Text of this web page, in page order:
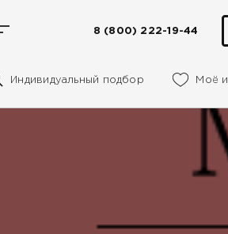
8 (800) 222-19-44
Индивидуальный подбор Моё